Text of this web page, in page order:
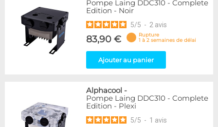
Marque
Alphacool
8
BARROW
3
Cooling.fr
1
2
Disponibilité / Promotions
Articles en stock
Articles en promotions
Pompe Laing DDC310 - Complete
Edition - Noir
5/5 - 2 avis
83,90 €
Rupture
1 à 2 semaines de délai
Ajouter au panier
Alphacool -
Pompe Laing DDC310 - Complete
Edition - Plexi
5/5 - 1 avis